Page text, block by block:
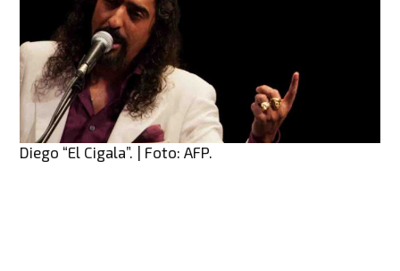
Diego “El Cigala”. | Foto: AFP.